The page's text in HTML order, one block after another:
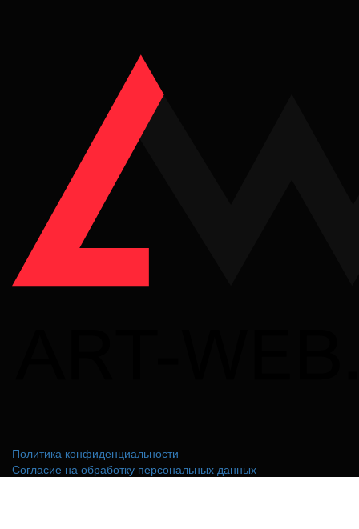
Политика конфиденциальности
Согласие на обработку персональных данных